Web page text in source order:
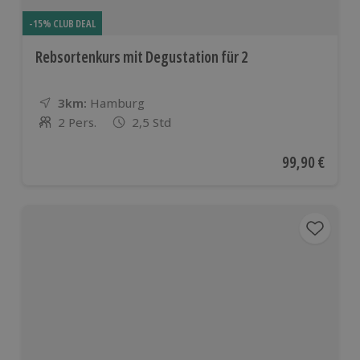
-15% CLUB DEAL
Rebsortenkurs mit Degustation für 2
3km: Entfernung
Standort
Hamburg
Anzahl der Teilnehmer
2 Pers. 2,5 Std
Aktueller
99,90 €